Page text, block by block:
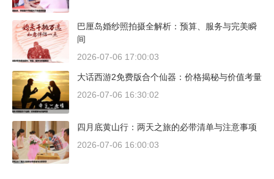
巴厘岛婚纱照拍摄全解析：预算、服务与完美瞬
间
2026-07-06 17:00:03
大话西游2免费版合个仙器：价格揭秘与价值考量
2026-07-06 16:30:02
四月底黄山行：两天之旅的必带清单与注意事项
2026-07-06 16:00:03